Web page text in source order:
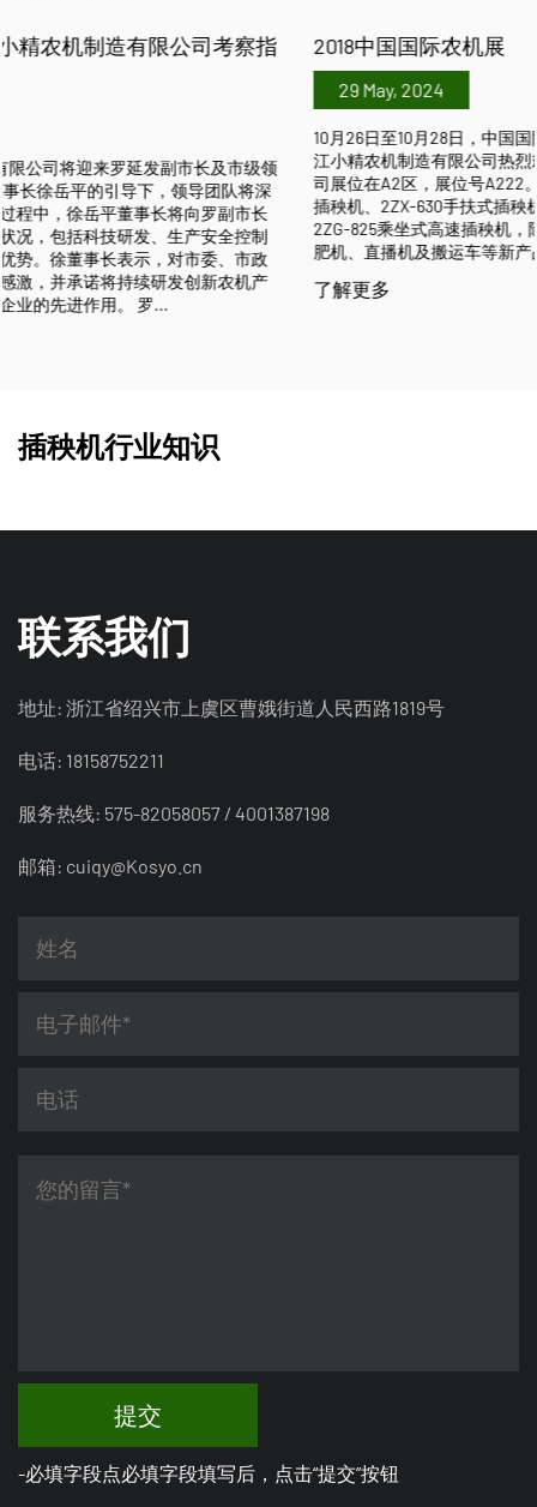
2018中国国际农机展
10月26日至10月28日，中国国际农业机械展览会将在武汉召开。浙
江小精农机制造有限公司热烈欢迎经销商朋友前来参观洽谈！ 我公
司展位在A2区，展位号A222。本次展出的产品有2ZX-430A手扶式
插秧机、2ZX-630手扶式插秧机、2ZG-630A乘坐式高速插秧机、
2ZG-825乘坐式高速插秧机，除了四款热销机型外，本次还增加了施
肥机、直播机及搬运车等新产品，欢迎经销商朋友前来展位参观。
了解更多
插秧机行业知识
联系我们
地址: 浙江省绍兴市上虞区曹娥街道人民西路1819号
电话: 18158752211
服务热线: 575-82058057 / 4001387198
邮箱: cuiqy@Kosyo.cn
提交
-必填字段点必填字段填写后，点击“提交”按钮